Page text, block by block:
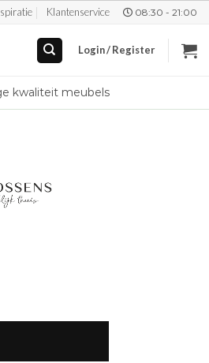
Klantenservice 08:30 - 21:00
Login / Register
kwaliteit meubels